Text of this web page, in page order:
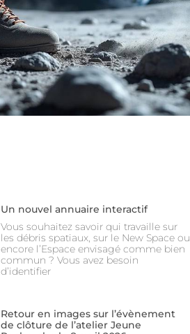
Un nouvel annuaire interactif
Vous souhaitez savoir qui travaille sur
les débris spatiaux, sur le New Space ou
encore l’Espace envisagé comme bien
commun ? Vous avez besoin
d’identifier
Retour en images sur l’évènement
de clôture de l’atelier Jeune